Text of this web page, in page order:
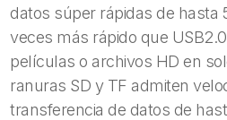
datos súper rápidas de hasta
veces más rápido que
películas o archivos HD en
ranuras SD y TF admiten
transferencia de datos de